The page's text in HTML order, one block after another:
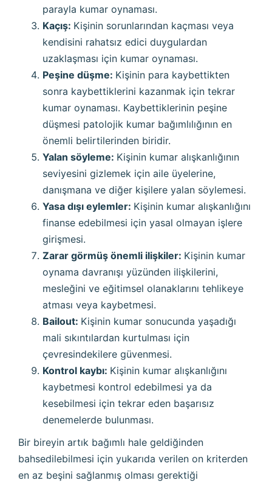
parayla kumar oynaması.
Kaçış: Kişinin sorunlarından kaçması veya
kendisini rahatsız edici duygulardan
uzaklaşması için kumar oynaması.
Peşine düşme: Kişinin para kaybettikten
sonra kaybettiklerini kazanmak için tekrar
kumar oynaması. Kaybettiklerinin peşine
düşmesi patolojik kumar bağımlılığının en
önemli belirtilerinden biridir.
Yalan söyleme: Kişinin kumar alışkanlığının
seviyesini gizlemek için aile üyelerine,
danışmana ve diğer kişilere yalan söylemesi.
Yasa dışı eylemler: Kişinin kumar alışkanlığını
finanse edebilmesi için yasal olmayan işlere
girişmesi.
Zarar görmüş önemli ilişkiler: Kişinin kumar
oynama davranışı yüzünden ilişkilerini,
mesleğini ve eğitimsel olanaklarını tehlikeye
atması veya kaybetmesi.
Bailout: Kişinin kumar sonucunda yaşadığı
mali sıkıntılardan kurtulması için
çevresindekilere güvenmesi.
Kontrol kaybı: Kişinin kumar alışkanlığını
kaybetmesi kontrol edebilmesi ya da
kesebilmesi için tekrar eden başarısız
denemelerde bulunması.
Bir bireyin artık bağımlı hale geldiğinden
bahsedilebilmesi için yukarıda verilen on kriterden
en az beşini sağlanmış olması gerektiği